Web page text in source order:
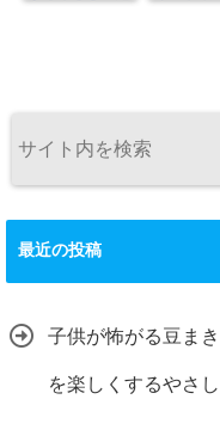
最近の投稿
子供が怖がる豆ま
を楽しくするやさ